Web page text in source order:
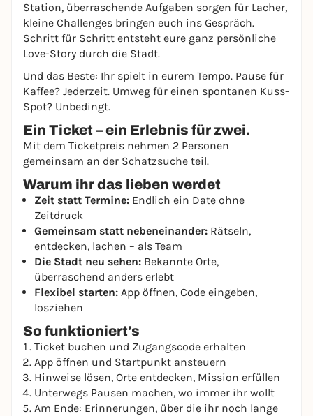
Station, überraschende Aufgaben sorgen für Lacher,
kleine Challenges bringen euch ins Gespräch.
Schritt für Schritt entsteht eure ganz persönliche
Love-Story durch die Stadt.
Und das Beste: Ihr spielt in eurem Tempo. Pause für
Kaffee? Jederzeit. Umweg für einen spontanen Kuss-
Spot? Unbedingt.
Ein Ticket – ein Erlebnis für zwei.
Mit dem Ticketpreis nehmen 2 Personen
gemeinsam an der Schatzsuche teil.
Warum ihr das lieben werdet
Zeit statt Termine: Endlich ein Date ohne
Zeitdruck
Gemeinsam statt nebeneinander: Rätseln,
entdecken, lachen – als Team
Die Stadt neu sehen: Bekannte Orte,
überraschend anders erlebt
Flexibel starten: App öffnen, Code eingeben,
losziehen
So funktioniert's
Ticket buchen und Zugangscode erhalten
App öffnen und Startpunkt ansteuern
Hinweise lösen, Orte entdecken, Mission erfüllen
Unterwegs Pausen machen, wo immer ihr wollt
Am Ende: Erinnerungen, über die ihr noch lange